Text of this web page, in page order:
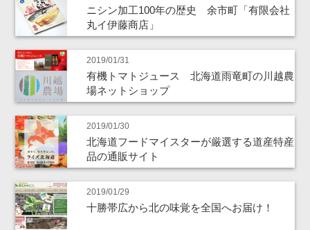
ニシン加工100年の歴史 余市町「有限会社
丸イ伊藤商店」
2019/01/31
有機トマトジュース 北海道雨竜町の川越農
場ネットショップ
2019/01/30
北海道フードマイスターが厳選する道産特産
品の通販サイト
2019/01/29
十勝帯広から北の味覚を全国へお届け！